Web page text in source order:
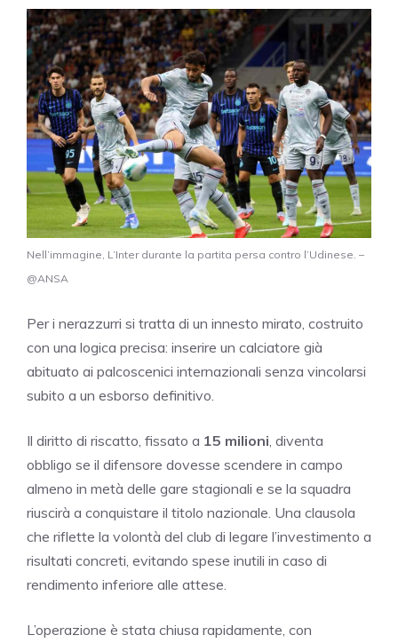
Nell’immagine, L’Inter durante la partita persa contro l’Udinese. –
@ANSA
Per i nerazzurri si tratta di un innesto mirato, costruito
con una logica precisa: inserire un calciatore già
abituato ai palcoscenici internazionali senza vincolarsi
subito a un esborso definitivo.
Il diritto di riscatto, fissato a 15 milioni, diventa
obbligo se il difensore dovesse scendere in campo
almeno in metà delle gare stagionali e se la squadra
riuscirà a conquistare il titolo nazionale. Una clausola
che riflette la volontà del club di legare l’investimento a
risultati concreti, evitando spese inutili in caso di
rendimento inferiore alle attese.
L’operazione è stata chiusa rapidamente, con